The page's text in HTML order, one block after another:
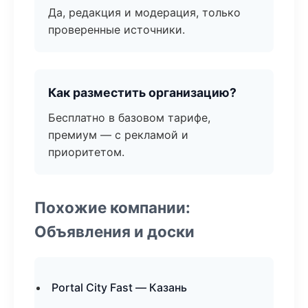
Да, редакция и модерация, только
проверенные источники.
Как разместить организацию?
Бесплатно в базовом тарифе,
премиум — с рекламой и
приоритетом.
Похожие компании:
Объявления и доски
Portal City Fast — Казань